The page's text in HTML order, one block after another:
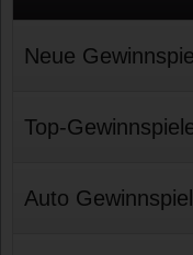
Neue
Top-
Auto